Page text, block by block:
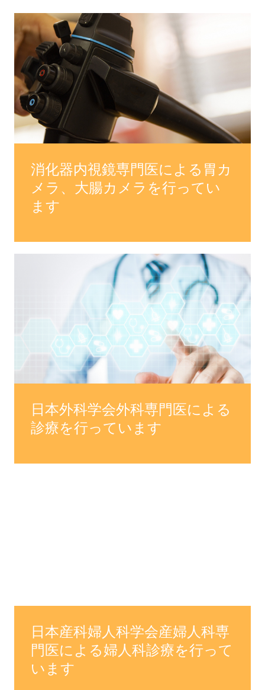
消化器内視鏡専門医による胃カ
メラ、大腸カメラを行ってい
ます
日本外科学会外科専門医による
診療を行っています
日本産科婦人科学会産婦人科専
門医による婦人科診療を行って
います